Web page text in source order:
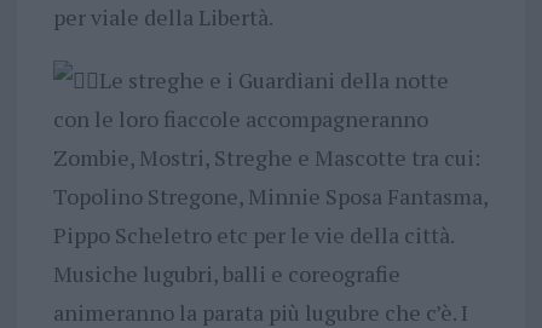
per viale della Libertà.
Le streghe e i Guardiani della notte
con le loro fiaccole accompagneranno
Zombie, Mostri, Streghe e Mascotte tra cui:
Topolino Stregone, Minnie Sposa Fantasma,
Pippo Scheletro etc per le vie della città.
Musiche lugubri, balli e coreografie
animeranno la parata più lugubre che c’è. I